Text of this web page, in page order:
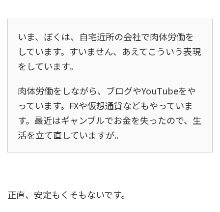
いま、ぼくは、自宅近所の会社で肉体労働を
しています。すいません、あえてこういう表現
をしています。
肉体労働をしながら、ブログやYouTubeをや
っています。FXや仮想通貨などもやっていま
す。最近はギャンブルでお金を失ったので、生
活を立て直していますが。
正直、安定もくそもないです。